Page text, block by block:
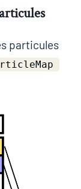
particules